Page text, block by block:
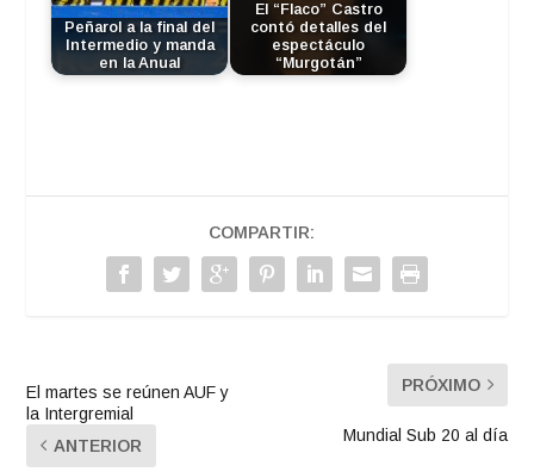
Peñarol a la final del
Intermedio y manda
en la Anual
El “Flaco” Castro
contó detalles del
espectáculo
“Murgotán”
COMPARTIR:
El martes se reúnen AUF y
la Intergremial
ANTERIOR
PRÓXIMO
Mundial Sub 20 al día